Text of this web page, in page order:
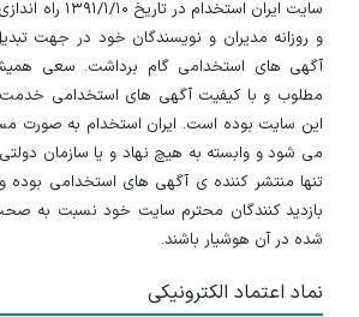
سایت ایران
و روزانه مدیران و نویسندگان خود در جهت
آگهی های استخدامی گام برداشت. سعی
مطلوب و با کیفیت آگهی های استخدامی خدمت
این سایت بوده است. ایران استخدام به صورت
می شود و وابسته به هیچ نهاد و یا سازمان
تنها منتشر کننده ی آگهی های استخدامی بوده و
بازدید کنندگان محترم سایت خود نسبت به
شده در آن هوشیار باشند.
نماد اعتماد الکترونیکی